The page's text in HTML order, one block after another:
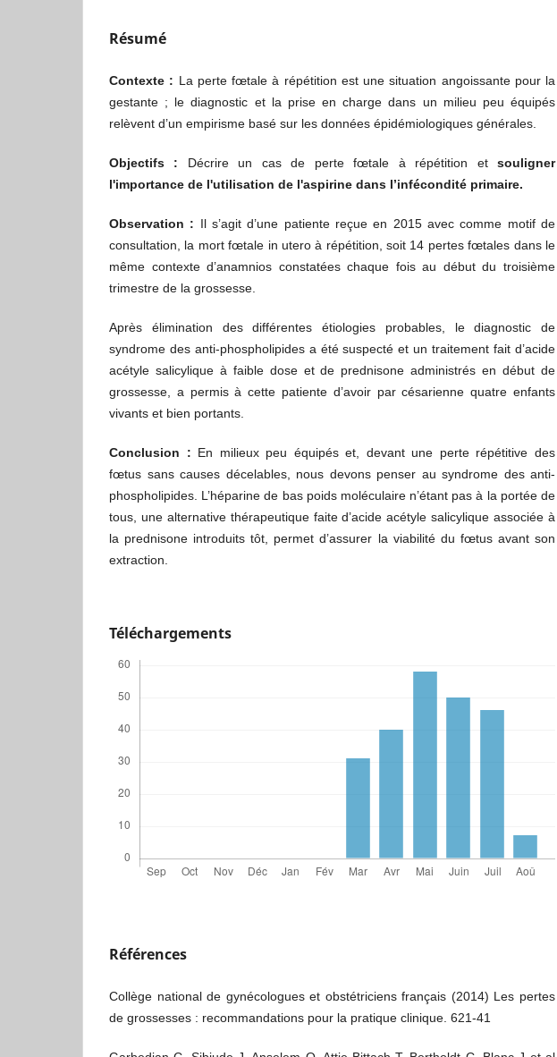
Résumé
Contexte : La perte fœtale à répétition est une situation angoissante pour la
gestante ; le diagnostic et la prise en charge dans un milieu peu équipés
relèvent d’un empirisme basé sur les données épidémiologiques générales.
Objectifs : Décrire un cas de perte fœtale à répétition etsouligner
l'importance de l'utilisation de l'aspirine dans l’infécondité primaire.
Observation : Il s’agit d’une patiente reçue en 2015 avec comme motif de
consultation, la mort fœtale in utero à répétition, soit 14 pertes fœtales dans le
même contexte d’anamnios constatées chaque fois au début du troisième
trimestre de la grossesse.
Après élimination des différentes étiologies probables, le diagnostic de
syndrome des anti-phospholipides a été suspecté et un traitement fait d’acide
acétyle salicylique à faible dose et de prednisone administrés en début de
grossesse, a permis à cette patiente d’avoir par césarienne quatre enfants
vivants et bien portants.
Conclusion : En milieux peu équipés et, devant une perte répétitive des
fœtus sans causes décelables, nous devons penser au syndrome des anti-
phospholipides. L’héparine de bas poids moléculaire n’étant pas à la portée de
tous, une alternative thérapeutique faite d’acide acétyle salicylique associée à
la prednisone introduits tôt, permet d’assurer la viabilité du fœtus avant son
extraction.
Téléchargements
Références
Collège national de gynécologues et obstétriciens français (2014) Les pertes
de grossesses : recommandations pour la pratique clinique. 621-41